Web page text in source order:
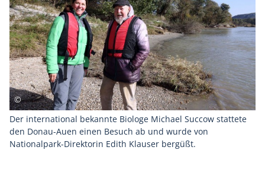
Der international bekannte Biologe Michael Succow stattete
den Donau-Auen einen Besuch ab und wurde von
Nationalpark-Direktorin Edith Klauser bergüßt.